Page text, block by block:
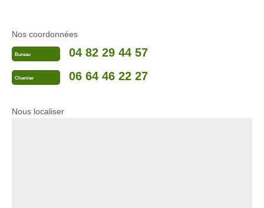
Nos coordonnées
Bureau 04 82 29 44 57
Chantier 06 64 46 22 27
Nous localiser